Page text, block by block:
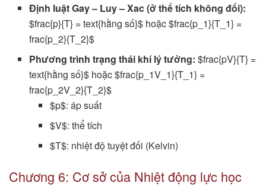
Định luật Gay – Luy – Xac (ở thể tích không đổi):
$frac{p}{T} = text{hằng số}$ hoặc $frac{p_1}{T_1} =
frac{p_2}{T_2}$
Phương trình trạng thái khí lý tưởng: $frac{pV}{T} =
text{hằng số}$ hoặc $frac{p_1V_1}{T_1} =
frac{p_2V_2}{T_2}$
$p$: áp suất
$V$: thể tích
$T$: nhiệt độ tuyệt đối (Kelvin)
Chương 6: Cơ sở của Nhiệt động lực học